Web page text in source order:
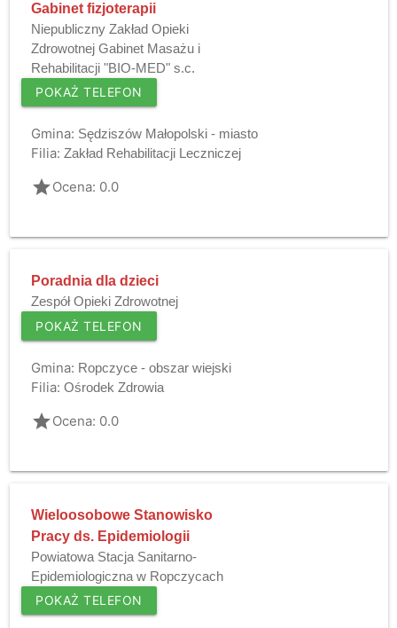
Gabinet fizjoterapii
Niepubliczny Zakład Opieki
Zdrowotnej Gabinet Masażu i
Rehabilitacji "BIO-MED" s.c.
POKAŻ TELEFON
Gmina: Sędziszów Małopolski - miasto
Filia: Zakład Rehabilitacji Leczniczej
gradeOcena: 0.0
Poradnia dla dzieci
Zespół Opieki Zdrowotnej
POKAŻ TELEFON
Gmina: Ropczyce - obszar wiejski
Filia: Ośrodek Zdrowia
gradeOcena: 0.0
Wieloosobowe Stanowisko
Pracy ds. Epidemiologii
Powiatowa Stacja Sanitarno-
Epidemiologiczna w Ropczycach
POKAŻ TELEFON